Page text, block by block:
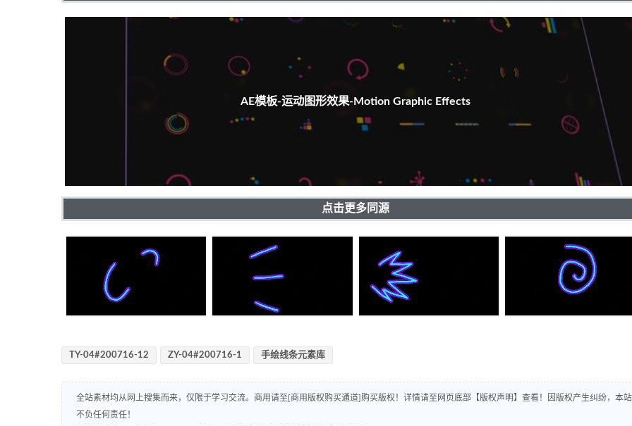
AE模板-运动图形效果-Motion Graphic Effects
点击更多同源
TY-04#200716-12 ZY-04#200716-1 手绘线条元素库
全站素材均从网上搜集而来，仅限于学习交流。商用请至[商用版权购买通道]购买版权！详情请至网页底部【版权声明】查看！因版权产生纠纷，本站
不负任何责任！